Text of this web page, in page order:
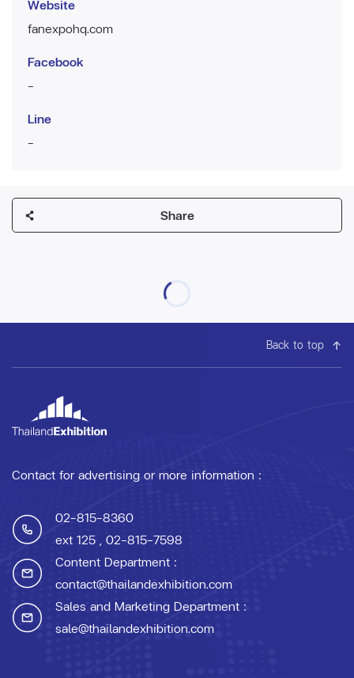
Website
fanexpohq.com
Facebook
-
Line
-
Share
Back to top
Contact for advertising or more information :
02-815-8360
ext 125 , 02-815-7598
Content Department :
contact@thailandexhibition.com
Sales and Marketing Department :
sale@thailandexhibition.com